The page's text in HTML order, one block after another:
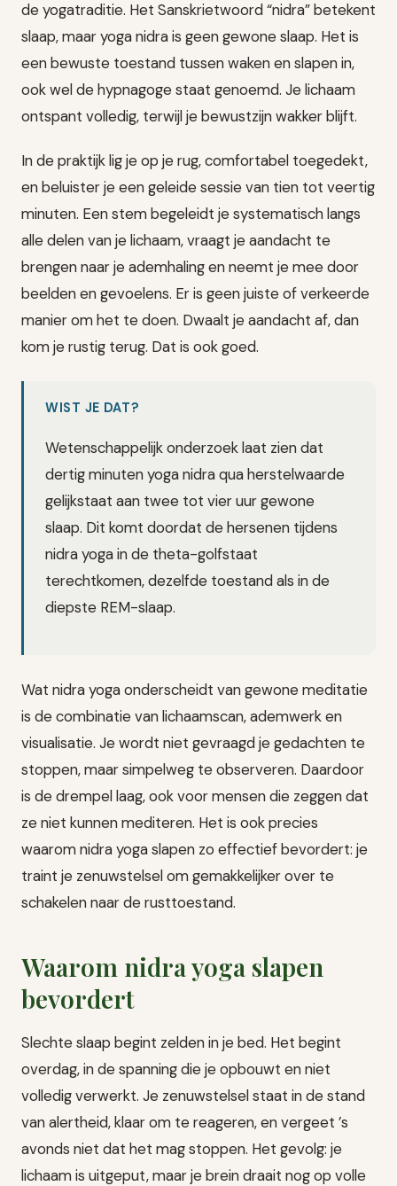
de yogatraditie. Het Sanskrietwoord “nidra” betekent
slaap, maar yoga nidra is geen gewone slaap. Het is
een bewuste toestand tussen waken en slapen in,
ook wel de hypnagoge staat genoemd. Je lichaam
ontspant volledig, terwijl je bewustzijn wakker blijft.
In de praktijk lig je op je rug, comfortabel toegedekt,
en beluister je een geleide sessie van tien tot veertig
minuten. Een stem begeleidt je systematisch langs
alle delen van je lichaam, vraagt je aandacht te
brengen naar je ademhaling en neemt je mee door
beelden en gevoelens. Er is geen juiste of verkeerde
manier om het te doen. Dwaalt je aandacht af, dan
kom je rustig terug. Dat is ook goed.
WIST JE DAT?
Wetenschappelijk onderzoek laat zien dat
dertig minuten yoga nidra qua herstelwaarde
gelijkstaat aan twee tot vier uur gewone
slaap. Dit komt doordat de hersenen tijdens
nidra yoga in de theta-golfstaat
terechtkomen, dezelfde toestand als in de
diepste REM-slaap.
Wat nidra yoga onderscheidt van gewone meditatie
is de combinatie van lichaamscan, ademwerk en
visualisatie. Je wordt niet gevraagd je gedachten te
stoppen, maar simpelweg te observeren. Daardoor
is de drempel laag, ook voor mensen die zeggen dat
ze niet kunnen mediteren. Het is ook precies
waarom nidra yoga slapen zo effectief bevordert: je
traint je zenuwstelsel om gemakkelijker over te
schakelen naar de rusttoestand.
Waarom nidra yoga slapen
bevordert
Slechte slaap begint zelden in je bed. Het begint
overdag, in de spanning die je opbouwt en niet
volledig verwerkt. Je zenuwstelsel staat in de stand
van alertheid, klaar om te reageren, en vergeet ’s
avonds niet dat het mag stoppen. Het gevolg: je
lichaam is uitgeput, maar je brein draait nog op volle